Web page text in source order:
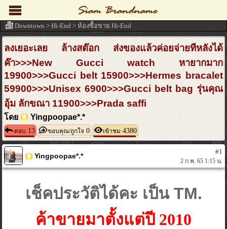
ลงเยอะเลย ล้างสต๊อก ส่งของแล้วค่อยจ่ายทีหลังได้
ค๊า>>>New Gucci watch หายากมาก
19900>>>Gucci belt 15900>>>Hermes bracalet
59900>>>Unisex 6900>>>Gucci belt bag รุ่นคุณ
อุ้ม ลักขณา 11900>>>Prada saffi
โดย Yingpoopae*.*
ตอบ 13 ขอบคุณ/ถูกใจ 0 เข้าชม 4380
Yingpoopae*.*
#1
2 ก.พ. 65 1:15 น.
เช็คประวัติได้คะ เป็น TM.
ค้าขายมาตั้งแต่ปี 2010
Downtown > Hi-End > ห้องซื้อขาย Hi-End